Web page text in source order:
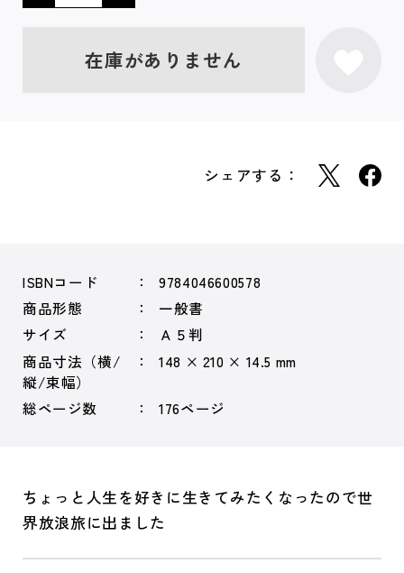
在庫がありません
シェアする：
ISBNコード
9784046600578
商品形態
一般書
サイズ
Ａ５判
商品寸法（横/
縦/束幅）
148 × 210 × 14.5 mm
総ページ数 176ページ
ちょっと人生を好きに生きてみたくなったので世
界放浪旅に出ました